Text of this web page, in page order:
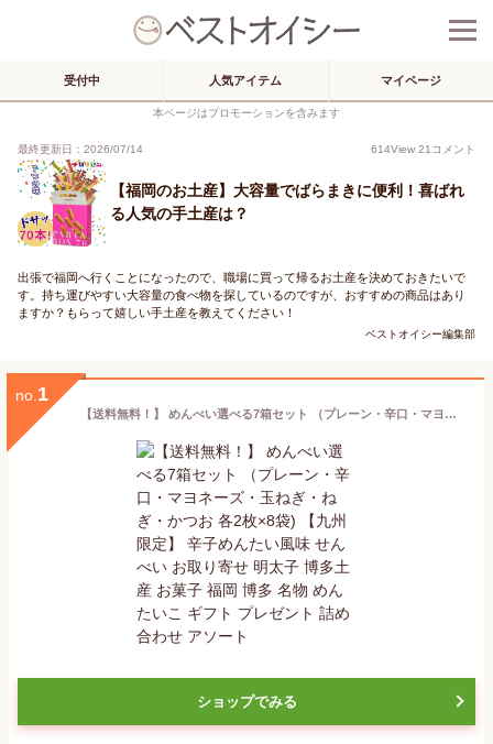
受付中 人気アイテム マイページ
本ページはプロモーションを含みます
最終更新日：2026/07/14 614View 21 コメント
【福岡のお土産】大容量でばらまきに便利！喜ばれ
る人気の手土産は？
出張で福岡へ行くことになったので、職場に買って帰るお土産を決めておきたいで
す。持ち運びやすい大容量の食べ物を探しているのですが、おすすめの商品はあり
ますか？もらって嬉しい手土産を教えてください！
ベストオイシー編集部
no. 1
【送料無料！】 めんべい選べる7箱セット （プレーン・辛口・マヨネーズ・玉ねぎ・ねぎ・かつお 各2枚×8袋) 【九州限定】 辛子めんたい風味 せんべい お取り寄せ 明太子 博多土産 お菓子 福岡 博多 名物 めんたいこ ギフト プレゼント 詰め合わせ アソート
ショップでみる